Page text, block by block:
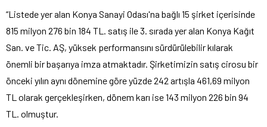
“Listede yer alan Konya Sanayi Odası'na bağlı 15 şirket içerisinde
815 milyon 276 bin 184 TL. satış ile 3. sırada yer alan Konya Kağıt
San. ve Tic. AŞ, yüksek performansını sürdürülebilir kılarak
önemli bir başarıya imza atmaktadır. Şirketimizin satış cirosu bir
önceki yılın aynı dönemine göre yüzde 242 artışla 461,69 milyon
TL olarak gerçekleşirken, dönem karı ise 143 milyon 226 bin 94
TL. olmuştur.